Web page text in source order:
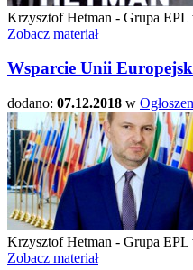
Krzysztof Hetman - Grupa EPL
Zobacz materiał
Wsparcie Unii
dodano: 07.12.2018 w
Krzysztof Hetman - Grupa EPL
Zobacz materiał